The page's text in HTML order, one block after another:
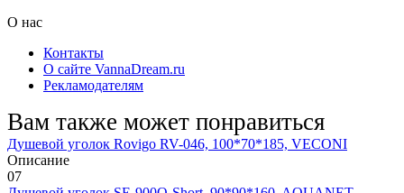
О нас
Контакты
О сайте VannaDream.ru
Рекламодателям
Вам также может понравиться
Душевой уголок Rovigo RV-046, 100*70*185, VECONI
Описание
07